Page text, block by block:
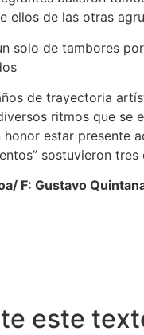
ellos de las otras
solo de tambores
de trayectoria
ritmos que se
estar presente
sostuvieron tres
F: Gustavo
este